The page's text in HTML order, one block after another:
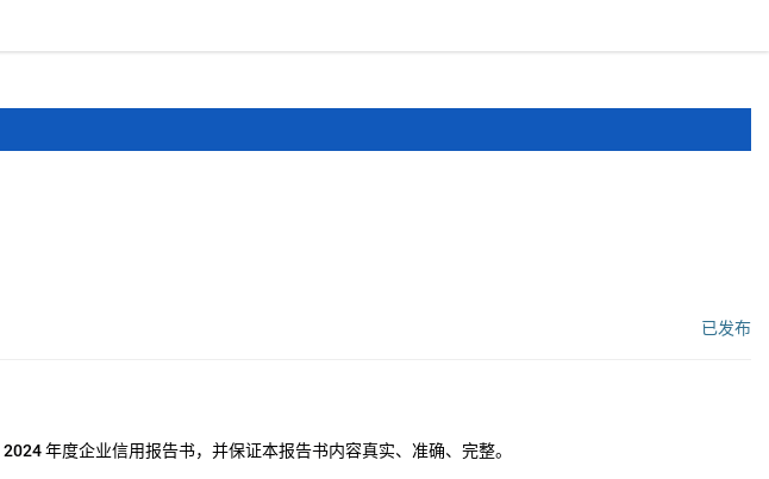
已发布
2024年度企业信用报告书，并保证本报告书内容真实、准确、完整。